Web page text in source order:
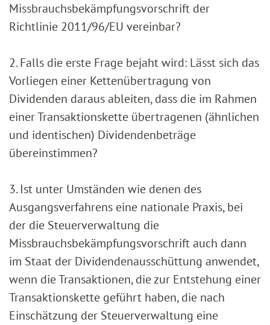
Missbrauchsbekämpfungsvorschrift der
Richtlinie 2011/96/EU vereinbar?
2. Falls die erste Frage bejaht wird: Lässt sich das
Vorliegen einer Kettenübertragung von
Dividenden daraus ableiten, dass die im Rahmen
einer Transaktionskette übertragenen (ähnlichen
und identischen) Dividendenbeträge
übereinstimmen?
3. Ist unter Umständen wie denen des
Ausgangsverfahrens eine nationale Praxis, bei
der die Steuerverwaltung die
Missbrauchsbekämpfungsvorschrift auch dann
im Staat der Dividendenausschüttung anwendet,
wenn die Transaktionen, die zur Entstehung einer
Transaktionskette geführt haben, die nach
Einschätzung der Steuerverwaltung eine